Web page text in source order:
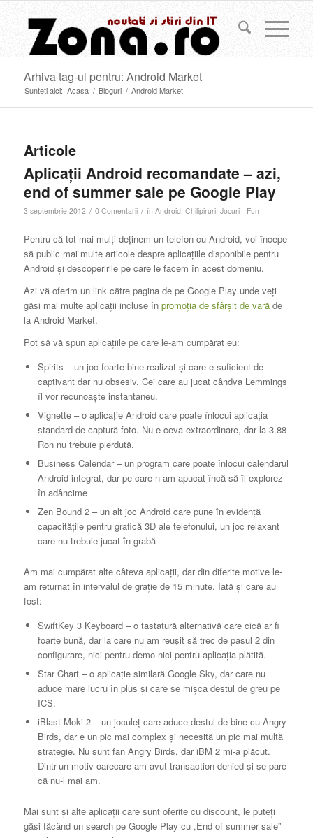
Arhiva tag-ul pentru: Android Market
Sunteți aici: Acasa / Bloguri / Android Market
Articole
Aplicații Android recomandate – azi,
end of summer sale pe Google Play
3 septembrie 2012 / 0 Comentarii / în Android, Chilipiruri, Jocuri - Fun
Pentru că tot mai mulți deținem un telefon cu Android, voi începe
să public mai multe articole despre aplicațiile disponibile pentru
Android și descoperirile pe care le facem în acest domeniu.
Azi vă oferim un link către pagina de pe Google Play unde veți
găsi mai multe aplicații incluse în promoția de sfârșit de varăde
la Android Market.
Pot să vă spun aplicațiile pe care le-am cumpărat eu:
Spirits – un joc foarte bine realizat și care e suficient de
captivant dar nu obsesiv. Cei care au jucat cândva Lemmings
îl vor recunoaște instantaneu.
Vignette – o aplicație Android care poate înlocui aplicația
standard de captură foto. Nu e ceva extraordinare, dar la 3.88
Ron nu trebuie pierdută.
Business Calendar – un program care poate înlocui calendarul
Android integrat, dar pe care n-am apucat încă să îl explorez
în adâncime
Zen Bound 2 – un alt joc Android care pune în evidență
capacitățile pentru grafică 3D ale telefonului, un joc relaxant
care nu trebuie jucat în grabă
Am mai cumpărat alte câteva aplicații, dar din diferite motive le-
am returnat în intervalul de grație de 15 minute. Iată și care au
fost:
SwiftKey 3 Keyboard – o tastatură alternativă care cică ar fi
foarte bună, dar la care nu am reușit să trec de pasul 2 din
configurare, nici pentru demo nici pentru aplicația plătită.
Star Chart – o aplicație similară Google Sky, dar care nu
aduce mare lucru în plus și care se mișca destul de greu pe
ICS.
iBlast Moki 2 – un joculeț care aduce destul de bine cu Angry
Birds, dar e un pic mai complex și necesită un pic mai multă
strategie. Nu sunt fan Angry Birds, dar iBM 2 mi-a plăcut.
Dintr-un motiv oarecare am avut transaction denied și se pare
că nu-l mai am.
Mai sunt și alte aplicații care sunt oferite cu discount, le puteți
găsi făcând un search pe Google Play cu „End of summer sale”